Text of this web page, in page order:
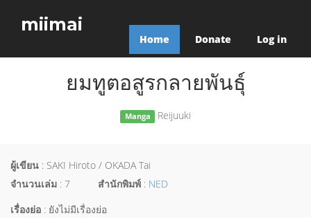
miimai
Home Donate Log in
ยมทูตอสูรกลายพันธุ์
Manga Reijuuki
ผู้เขียน : SAKI Hiroto / OKADA Tai
จำนวนเล่ม : 7 สำนักพิมพ์ : NED
เรื่องย่อ : ยังไม่มีเรื่องย่อ